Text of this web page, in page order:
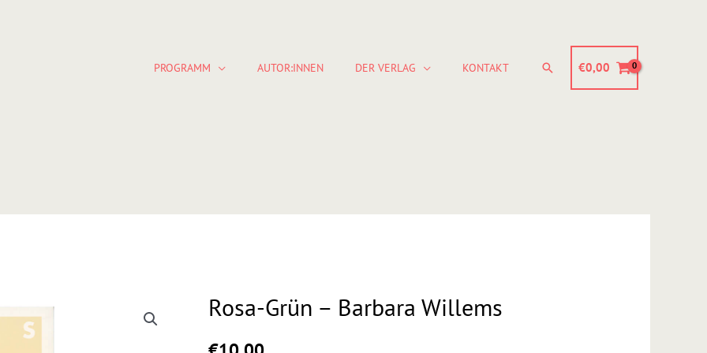
PROGRAMM AUTOR:INNEN DER VERLAG KONTAKT Suchen
€0,00
Rosa-Grün – Barbara Willems
Rosa-
–